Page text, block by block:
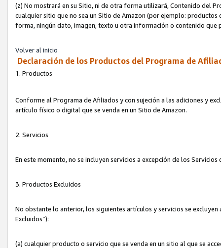
(z) No mostrará en su Sitio, ni de otra forma utilizará, Contenido del
cualquier sitio que no sea un Sitio de Amazon (por ejemplo:
forma, ningún dato, imagen, texto u otra información o contenido
Volver al inicio
Declaración de los Productos del Programa de
1. Productos
Conforme al Programa de Afiliados y con sujeción a las adiciones y
artículo físico o digital que se venda en un Sitio de Amazon.
2. Servicios
En este momento, no se incluyen servicios a excepción de los
3. Productos Excluidos
No obstante lo anterior, los siguientes artículos y servicios se
Excluidos”):
(a) cualquier producto o servicio que se venda en un sitio al que se